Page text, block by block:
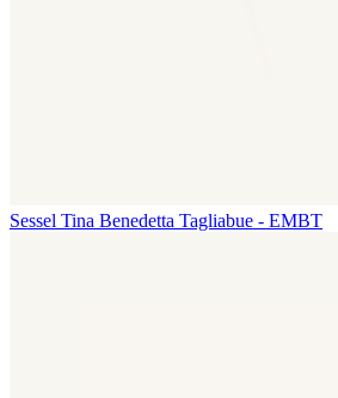
Sessel Tina Benedetta Tagliabue - EMBT